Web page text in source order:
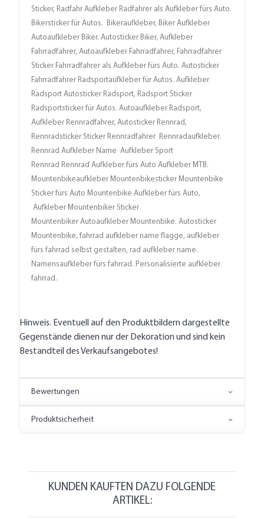
Sticker, Radfahr Aufkleber Radfahrer als Aufkleber fürs Auto.
Bikersticker für Autos. Bikeraufkleber, Biker Aufkleber
Autoaufkleber Biker. Autosticker Biker, Aufkleber
Fahrradfahrer, Autoaufkleber Fahrradfahrer, Fahrradfahrer
Sticker Fahrradfahrer als Aufkleber fürs Auto. Autosticker
Fahrradfahrer Radsportaufkleber für Autos. Aufkleber
Radsport Autosticker Radsport, Radsport Sticker
Radsportsticker für Autos. Autoaufkleber Radsport,
Aufkleber Rennradfahrer, Autosticker Rennrad,
Rennradsticker Sticker Rennradfahrer Rennradaufkleber.
Rennrad Aufkleber Name Aufkleber Sport
Rennrad Rennrad Aufkleber fürs Auto Aufkleber MTB.
Mountenbikeaufkleber Mountenbikesticker Mountenbike
Sticker fürs Auto Mountenbike Aufkleber fürs Auto,
Aufkleber Mountenbiker Sticker
Mountenbiker Autoaufkleber Mountenbike. Autosticker
Mountenbike, fahrrad aufkleber name flagge, aufkleber
fürs fahrrad selbst gestalten, rad aufkleber name.
Namensaufkleber fürs fahrrad. Personalisierte aufkleber
fahrrad.
Hinweis. Eventuell auf den Produktbildern dargestellte
Gegenstände dienen nur der Dekoration und sind kein
Bestandteil des Verkaufsangebotes!
Bewertungen
Produktsicherheit
KUNDEN KAUFTEN DAZU FOLGENDE
ARTIKEL: